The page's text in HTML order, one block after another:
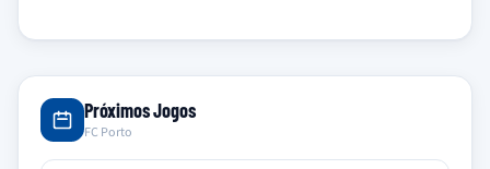
Próximos Jogos
FC Porto